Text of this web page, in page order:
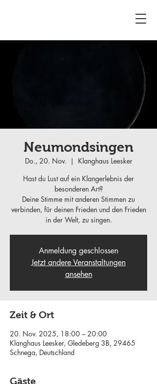
Neumondsingen
Do., 20. Nov.
  |
Klanghaus Leesker
Hast du Lust auf ein Klangerlebnis der
besonderen Art?
Deine Stimme mit anderen Stimmen zu
verbinden, für deinen Frieden und den Frieden
in der Welt, zu singen.
Anmeldung geschlossen
Jetzt andere Veranstaltungen
ansehen
Zeit & Ort
20. Nov. 2025, 18:00 – 20:00
Klanghaus Leesker, Gledeberg 3B, 29465
Schnega, Deutschland
Gäste